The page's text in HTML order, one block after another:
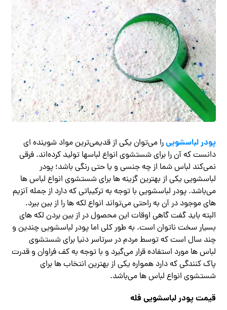
پودر لباسشوییرا می‌توان یکی از قدیمی‌ترین مواد شوینده ای
دانست که آن را برای شستشوی انواع لباسها تولید کرده‌اند. فرقی
نمی‌کند لباس شما از چه جنسی و یا حتی رنگی باشد؛ پودر
لباسشویی یکی از بهترین گزینه ها برای شستشوی انواع لباس ها
می‌باشد. پودر لباسشویی با توجه به ترکیباتی که دارد از جمله آنزیم‌
های موجود در آن به راحتی می‌تواند انواع لکه ‌ها را از بین ببرد.
البته باید گفت گاهی اوقات این محصول در از بین بردن لکه‌ های
بسیار سخت ناتوان است. به طور کلی اما پودر لباسشویی چندین و
چند سال است که توسط مردم در سرتاسر دنیا برای شستشوی
لباس ها مورد استفاده قرار می‌گیرد و با توجه به کف فراوان و قدرت
پاک کنندگی که دارد همواره یکی از بهترین انتخاب‌ ها برای
شستشوی انواع لباس ها می‌باشد.
قیمت پودر لباسشویی فله